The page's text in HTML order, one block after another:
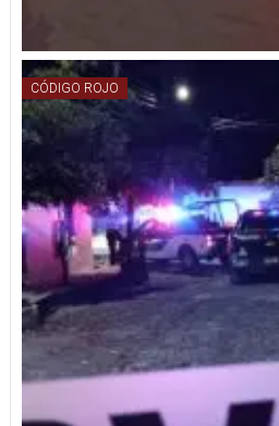
CÓDIGO ROJO